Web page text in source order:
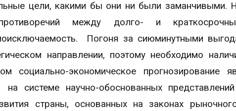
цели, какими бы они ни были заманчивыми.
противоречий между долго- и
Погоня за сиюминутными
направлении, поэтому необходимо
экономическое прогнозирование
системе научно-обоснованных
страны, основанных на законах